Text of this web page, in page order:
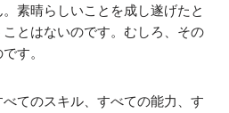
素晴らしいことを成し遂げたと
とはないのです。むしろ、その
す。
てのスキル、すべての能力、す